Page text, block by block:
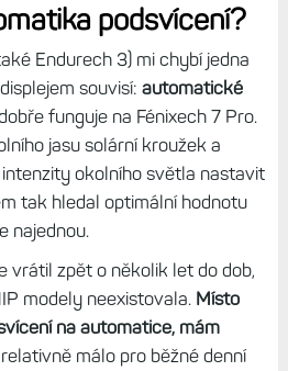
podsvícení?
Endurech 3) mi chybí jedna
souvisí: automatické
funguje na Fénixech 7 Pro.
jasu solární kroužek a
okolního světla nastavit
tak hledal optimální hodnotu
najednou.
vrátil zpět o několik let do dob,
modely neexistovala. Místo
na automatice, mám
málo pro běžné denní